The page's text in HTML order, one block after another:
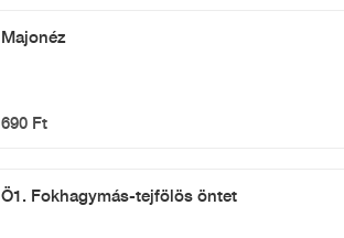
Majonéz
690 Ft
Ö1. Fokhagymás-tejfölös öntet